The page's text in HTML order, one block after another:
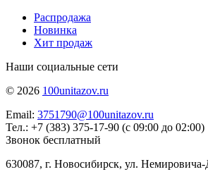
Распродажа
Новинка
Хит продаж
Наши социальные сети
© 2026 100unitazov.ru
Email: 3751790@100unitazov.ru
Тел.: +7 (383) 375-17-90 (с 09:00 до 02:00)
Звонок бесплатный
630087, г. Новосибирск, ул. Немировича-